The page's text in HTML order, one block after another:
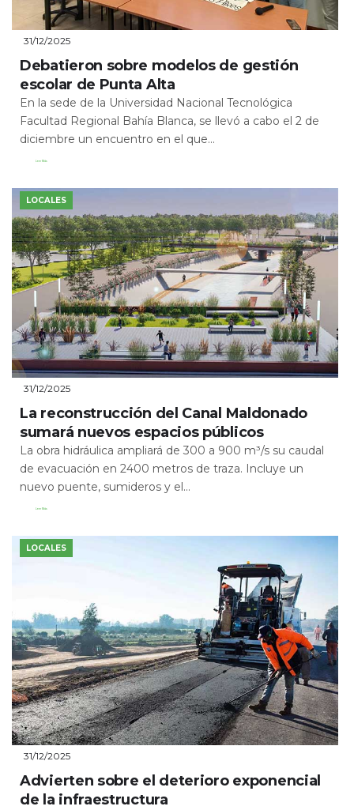
31/12/2025
Debatieron sobre modelos de gestión
escolar de Punta Alta
En la sede de la Universidad Nacional Tecnológica
Facultad Regional Bahía Blanca, se llevó a cabo el 2 de
diciembre un encuentro en el que...
Leer Más
LOCALES
31/12/2025
La reconstrucción del Canal Maldonado
sumará nuevos espacios públicos
La obra hidráulica ampliará de 300 a 900 m³/s su caudal
de evacuación en 2400 metros de traza. Incluye un
nuevo puente, sumideros y el...
Leer Más
LOCALES
31/12/2025
Advierten sobre el deterioro exponencial
de la infraestructura